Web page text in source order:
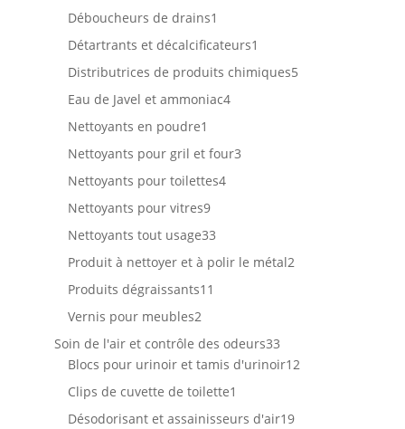
produit
Déboucheurs de drains1
produit
Détartrants et décalcificateurs1
produit
Distributrices de produits chimiques55
Eau de Javel et ammoniac44
Nettoyants en poudre1
produit
Nettoyants pour gril et four33
Nettoyants pour toilettes44
Nettoyants pour vitres99
produits
Nettoyants tout usage3333
produits
Produit à nettoyer et à polir le métal22
Produits dégraissants11
Vernis pour meubles22
produits
Soin de l'air et contrôle des odeurs3333
produits
Blocs pour urinoir et tamis d'urinoir1212
Clips de cuvette de toilette1
produit
Désodorisant et assainisseurs d'air1919